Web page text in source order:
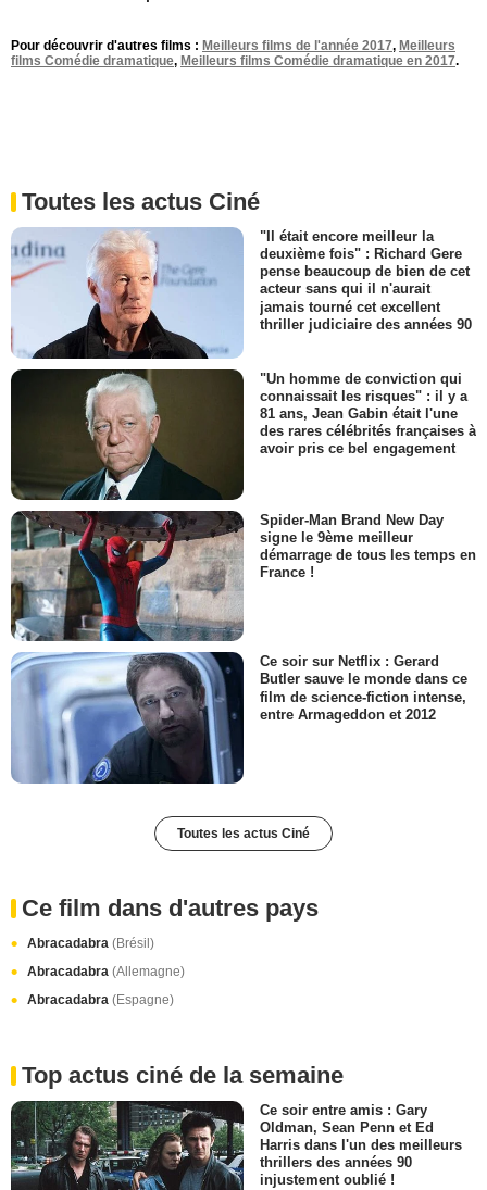
Pour découvrir d'autres films : Meilleurs films de l'année 2017, Meilleurs
films Comédie dramatique, Meilleurs films Comédie dramatique en 2017.
Toutes les actus Ciné
"Il était encore meilleur la
deuxième fois" : Richard Gere
pense beaucoup de bien de cet
acteur sans qui il n'aurait
jamais tourné cet excellent
thriller judiciaire des années 90
"Un homme de conviction qui
connaissait les risques" : il y a
81 ans, Jean Gabin était l'une
des rares célébrités françaises à
avoir pris ce bel engagement
Spider-Man Brand New Day
signe le 9ème meilleur
démarrage de tous les temps en
France !
Ce soir sur Netflix : Gerard
Butler sauve le monde dans ce
film de science-fiction intense,
entre Armageddon et 2012
Toutes les actus Ciné
Ce film dans d'autres pays
Abracadabra (Brésil)
Abracadabra (Allemagne)
Abracadabra (Espagne)
Top actus ciné de la semaine
Ce soir entre amis : Gary
Oldman, Sean Penn et Ed
Harris dans l'un des meilleurs
thrillers des années 90
injustement oublié !